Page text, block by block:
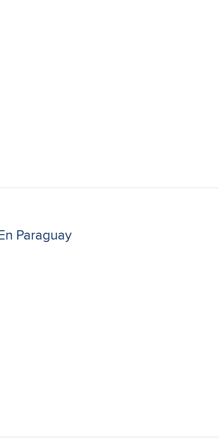
Paraguay